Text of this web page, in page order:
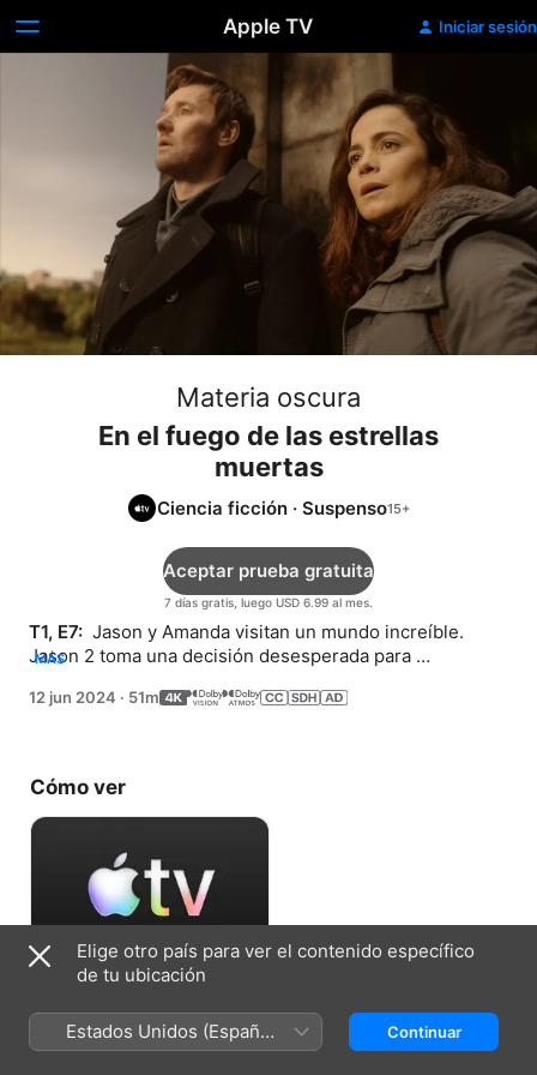
Apple TV Iniciar sesión
Materia oscura
En el fuego de las estrellas
muertas
Ciencia ficción · Suspenso
7 días gratis, luego USD 6.99 al mes.
Aceptar prueba gratuita
T1, E7: Jason y Amanda visitan un mundo increíble.
Jason 2 toma una decisión desesperada para
MÁS
12 jun 2024 · 51m
Cómo ver
7 días gratis, luego USD 6.99 al mes.
Elige otro país para ver el contenido específico
de tu ubicación
Estados Unidos (Español
México)
Continuar